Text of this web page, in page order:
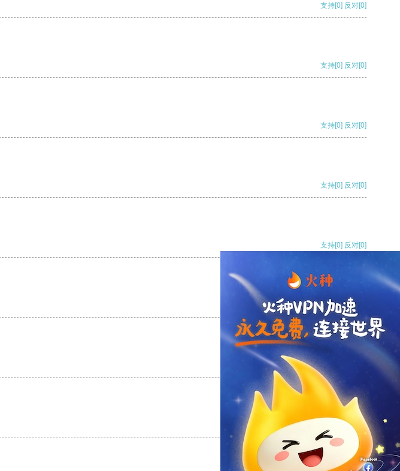
支持[0] 反对[0]
支持[0] 反对[0]
支持[0] 反对[0]
支持[0] 反对[0]
支持[0] 反对[0]
支持[0] 反对
支持
反对 [0]